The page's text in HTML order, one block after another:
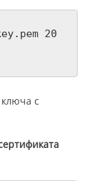
20
с